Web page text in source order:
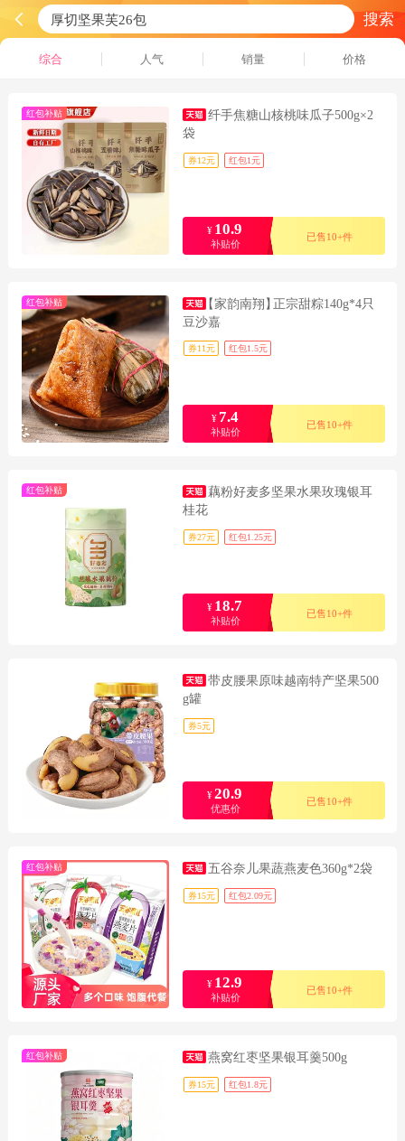
搜索
综合 人气 销量 价格
红包补贴
纤手焦糖山核桃味瓜子500g×2
袋
券12元 红包1元
¥ 10.9
补贴价
已售10+件
红包补贴 【家韵南翔】正宗甜粽140g*4只
豆沙嘉
券11元 红包1.5元
¥ 7.4
补贴价
已售10+件
红包补贴
藕粉好麦多坚果水果玫瑰银耳
桂花
券27元 红包1.25元
¥ 18.7
补贴价
已售10+件
带皮腰果原味越南特产坚果500
g罐
券5元
¥ 20.9
优惠价
已售10+件
红包补贴 五谷奈儿果蔬燕麦色360g*2袋
券15元 红包2.09元
¥ 12.9
补贴价
已售10+件
红包补贴 燕窝红枣坚果银耳羹500g
券15元 红包1.8元